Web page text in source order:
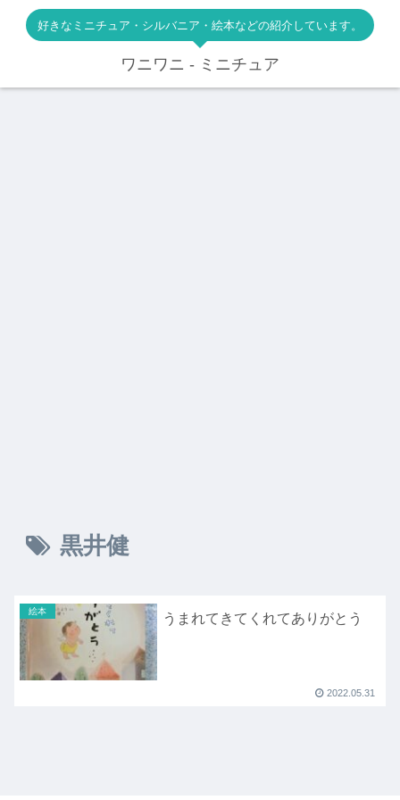
好きなミニチュア・シルバニア・絵本などの紹介しています。
ワニワニ - ミニチュア
黒井健
絵本 うまれてきてくれてありがとう
2022.05.31